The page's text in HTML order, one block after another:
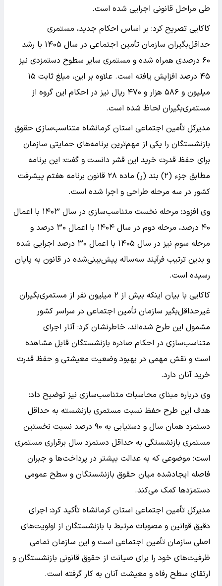
طی مراحل قانونی اجرایی شده است.
کاکایی تصریح کرد: بر اساس احکام جدید، مستمری
حداقل‌بگیران سازمان تأمین اجتماعی در سال ۱۴۰۵ با رشد
۶۰ درصدی همراه شده و مستمری سایر سطوح دستمزدی نیز
۴۵ درصد افزایش یافته است. علاوه بر این، مبلغ ثابت ۱۵
میلیون و ۵۸۶ هزار و ۴۷۰ ریال نیز در احکام این گروه از
مستمری‌بگیران لحاظ شده است.
مدیرکل تأمین اجتماعی استان کرمانشاه متناسب‌سازی حقوق
بازنشستگان را یکی از مهم‌ترین برنامه‌های حمایتی سازمان
برای حفظ قدرت خرید این قشر دانست و گفت: این برنامه
مطابق جزء (۲) بند (ر) ماده ۲۸ قانون برنامه هفتم پیشرفت
کشور در سه مرحله طراحی و اجرا شده است.
وی افزود: مرحله نخست متناسب‌سازی در سال ۱۴۰۳ با اعمال
۴۰ درصد، مرحله دوم در سال ۱۴۰۴ با اعمال ۳۰ درصد و
مرحله سوم نیز در سال ۱۴۰۵ با اعمال ۳۰ درصد اجرایی شده
و بدین ترتیب فرآیند سه‌ساله پیش‌بینی‌شده در قانون به پایان
رسیده است.
کاکایی با بیان اینکه بیش از ۲ میلیون نفر از مستمری‌بگیران
غیرحداقل‌بگیر سازمان تأمین اجتماعی در سراسر کشور
مشمول این طرح شده‌اند، خاطرنشان کرد: آثار اجرای
متناسب‌سازی در احکام صادره بازنشستگان قابل مشاهده
است و نقش مهمی در بهبود وضعیت معیشتی و حفظ قدرت
خرید آنان دارد.
وی درباره مبنای محاسبات متناسب‌سازی نیز توضیح داد:
هدف این طرح حفظ نسبت مستمری بازنشسته به حداقل
دستمزد همان سال و دستیابی به ۹۰ درصد نسبت نخستین
مستمری بازنشستگی به حداقل دستمزد سال برقراری مستمری
است؛ موضوعی که به عدالت بیشتر در پرداخت‌ها و جبران
فاصله ایجادشده میان حقوق بازنشستگان و سطح عمومی
دستمزدها کمک می‌کند.
مدیرکل تأمین اجتماعی استان کرمانشاه تأکید کرد: اجرای
دقیق قوانین و مصوبات مرتبط با بازنشستگان از اولویت‌های
اصلی سازمان تأمین اجتماعی است و این سازمان تمامی
ظرفیت‌های خود را برای صیانت از حقوق قانونی بازنشستگان و
ارتقای سطح رفاه و معیشت آنان به کار گرفته است.